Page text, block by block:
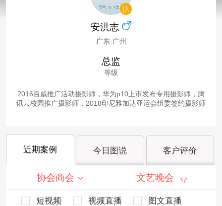
安洪志
广东-广州
总监
等级
2016百威推广活动摄影师，华为p10上市发布专用摄影师，腾
讯云校园推广摄影师，2018印尼雅加达亚运会组委签约摄影师
近期案例 今日图说 客户评价
协会商会 文艺晚会
短视频 视频直播
图文直播